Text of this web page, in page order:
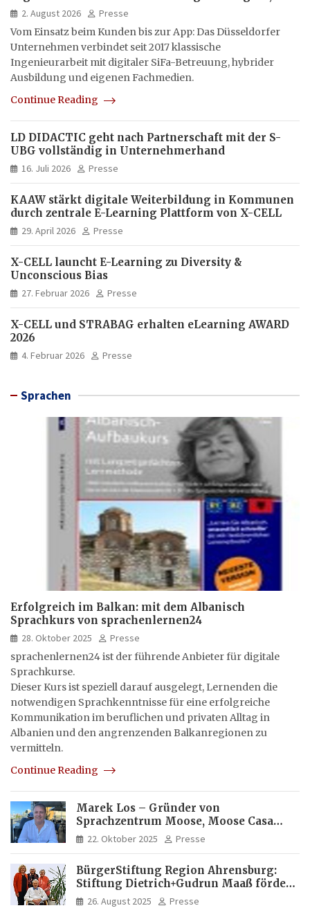
hybrid und multimedial
2. August 2026
Presse
Vom Einsatz beim Kunden bis zur App: Das Düsseldorfer
Unternehmen verbindet seit 2017 klassische
Ingenieurarbeit mit digitaler SiFa-Betreuung, hybrider
Ausbildung und eigenen Fachmedien.
Continue Reading
LD DIDACTIC geht nach Partnerschaft mit der S-
UBG vollständig in Unternehmerhand
16. Juli 2026 Presse
KAAW stärkt digitale Weiterbildung in Kommunen
durch zentrale E-Learning Plattform von X-CELL
29. April 2026 Presse
X-CELL launcht E-Learning zu Diversity &
Unconscious Bias
27. Februar 2026 Presse
X-CELL und STRABAG erhalten eLearning AWARD
2026
4. Februar 2026 Presse
Sprachen
Erfolgreich im Balkan: mit dem Albanisch
Sprachkurs von sprachenlernen24
28. Oktober 2025
Presse
sprachenlernen24 ist der führende Anbieter für digitale
Sprachkurse.
Dieser Kurs ist speziell darauf ausgelegt, Lernenden die
notwendigen Sprachkenntnisse für eine erfolgreiche
Kommunikation im beruflichen und privaten Alltag in
Albanien und den angrenzenden Balkanregionen zu
vermitteln.
Continue Reading
Marek Los – Gründer von
Sprachzentrum Moose, Moose Casa
Italia und Apartamento Brasil |
Internationaler Experte für Bildung
22. Oktober 2025 Presse
BürgerStiftung Region Ahrensburg:
Stiftung Dietrich+Gudrun Maaß fördert
Deutschkenntnisse von Frauen
26. August 2025 Presse